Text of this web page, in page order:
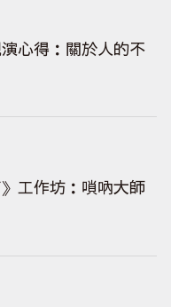
演心得：關於人的不
》工作坊：嗩吶大師